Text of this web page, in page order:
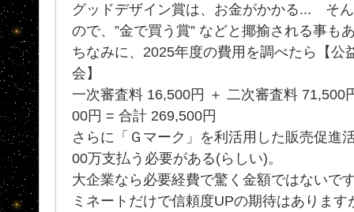
グッドデザイン賞は、お金がかかる... そ
ので、”金で買う賞” などと揶揄される事も
ちなみに、2025年度の費用を調べたら【公
会】
一次審査料 16,500円 ＋ 二次審査料 71,500
00円 = 合計 269,500円
さらに「Ｇマーク」を利活用した販売促進
00万支払う必要がある(らしい)。
大企業なら必要経費で驚く金額ではないで
ミネートだけで信頼度UPの期待はあります